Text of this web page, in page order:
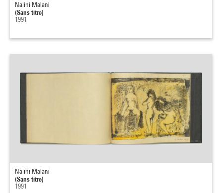
Nalini Malani
(Sans titre)
1991
Nalini Malani
(Sans titre)
1991